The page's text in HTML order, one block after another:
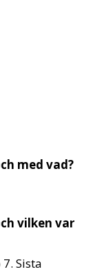
med vad?
vilken var
Sista